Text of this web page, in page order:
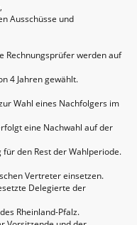
Ausschüsse und
Rechnungsprüfer werden auf
Jahren gewählt.
Wahl eines Nachfolgers im
eine Nachwahl auf der
den Rest der Wahlperiode.
Vertreter einsetzen.
Delegierte der
Rheinland-Pfalz.